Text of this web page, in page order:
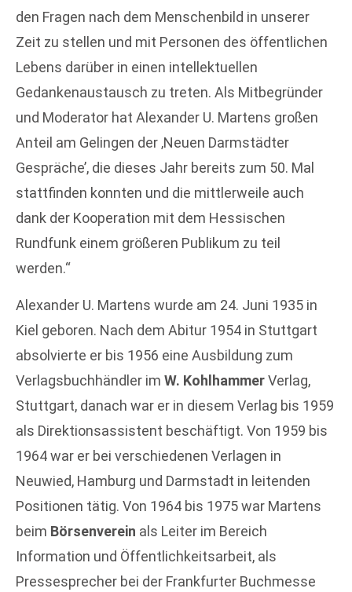
den Fragen nach dem Menschenbild in unserer
Zeit zu stellen und mit Personen des öffentlichen
Lebens darüber in einen intellektuellen
Gedankenaustausch zu treten. Als Mitbegründer
und Moderator hat Alexander U. Martens großen
Anteil am Gelingen der ‚Neuen Darmstädter
Gespräche’, die dieses Jahr bereits zum 50. Mal
stattfinden konnten und die mittlerweile auch
dank der Kooperation mit dem Hessischen
Rundfunk einem größeren Publikum zu teil
werden.“
Alexander U. Martens wurde am 24. Juni 1935 in
Kiel geboren. Nach dem Abitur 1954 in Stuttgart
absolvierte er bis 1956 eine Ausbildung zum
Verlagsbuchhändler im W. KohlhammerVerlag,
Stuttgart, danach war er in diesem Verlag bis 1959
als Direktionsassistent beschäftigt. Von 1959 bis
1964 war er bei verschiedenen Verlagen in
Neuwied, Hamburg und Darmstadt in leitenden
Positionen tätig. Von 1964 bis 1975 war Martens
beim Börsenverein als Leiter im Bereich
Information und Öffentlichkeitsarbeit, als
Pressesprecher bei der Frankfurter Buchmesse